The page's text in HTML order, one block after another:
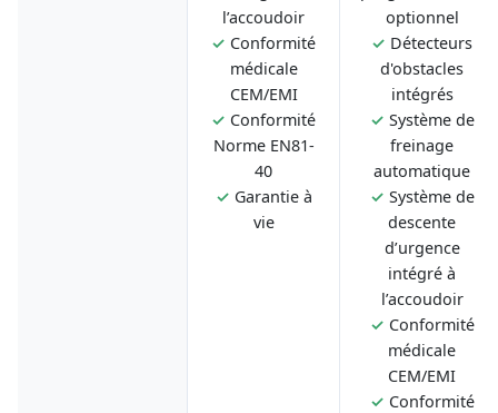
l’accoudoir
✓ Conformité
médicale
CEM/EMI
✓ Conformité
Norme EN81-
40
✓ Garantie à
vie
optionnel
✓ Détecteurs
d'obstacles
intégrés
✓ Système de
freinage
automatique
✓ Système de
descente
d’urgence
intégré à
l’accoudoir
✓ Conformité
médicale
CEM/EMI
✓ Conformité